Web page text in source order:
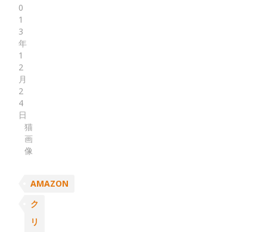
0
1
3
年
1
2
月
2
4
日
猫
画
像
AMAZON
ク
リ